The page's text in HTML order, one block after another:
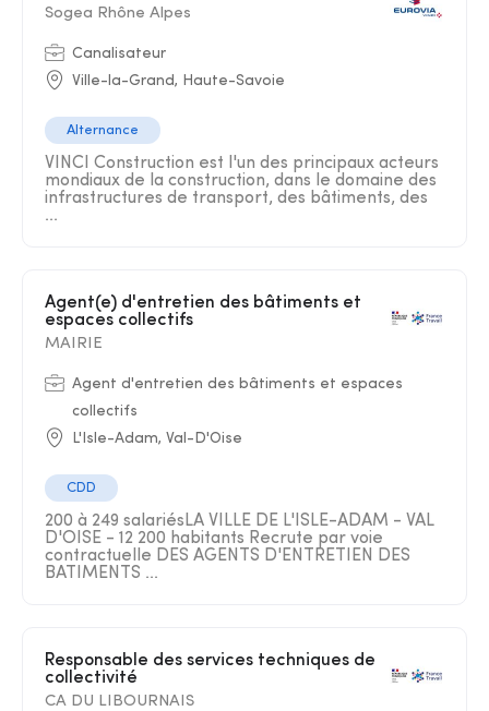
Sogea Rhône Alpes
Canalisateur
Ville-la-Grand, Haute-Savoie
Alternance
VINCI Construction est l'un des principaux acteurs
mondiaux de la construction, dans le domaine des
infrastructures de transport, des bâtiments, des
...
Agent(e) d'entretien des bâtiments et
espaces collectifs
MAIRIE
Agent d'entretien des bâtiments et espaces
collectifs
L'Isle-Adam, Val-D'Oise
CDD
200 à 249 salariésLA VILLE DE L'ISLE-ADAM - VAL
D'OISE - 12 200 habitants Recrute par voie
contractuelle DES AGENTS D'ENTRETIEN DES
BATIMENTS ...
Responsable des services techniques de
collectivité
CA DU LIBOURNAIS